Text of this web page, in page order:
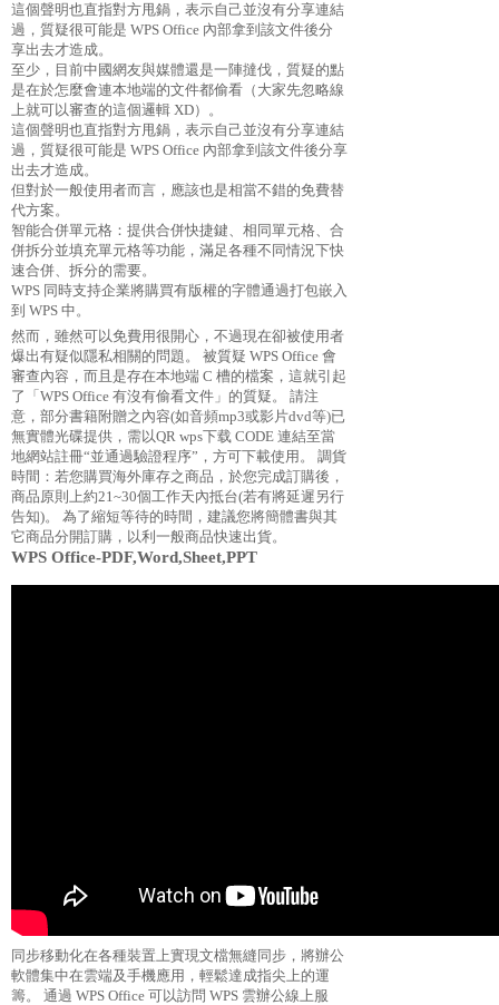
這個聲明也直指對方甩鍋，表示自己並沒有分享連結
過，質疑很可能是 WPS Office 內部拿到該文件後分
享出去才造成。
至少，目前中國網友與媒體還是一陣撻伐，質疑的點
是在於怎麼會連本地端的文件都偷看（大家先忽略線
上就可以審查的這個邏輯 XD）。
這個聲明也直指對方甩鍋，表示自己並沒有分享連結
過，質疑很可能是 WPS Office 內部拿到該文件後分享
出去才造成。
但對於一般使用者而言，應該也是相當不錯的免費替
代方案。
智能合併單元格：提供合併快捷鍵、相同單元格、合
併拆分並填充單元格等功能，滿足各種不同情況下快
速合併、拆分的需要。
WPS 同時支持企業將購買有版權的字體通過打包嵌入
到 WPS 中。
然而，雖然可以免費用很開心，不過現在卻被使用者
爆出有疑似隱私相關的問題。 被質疑 WPS Office 會
審查內容，而且是存在本地端 C 槽的檔案，這就引起
了「WPS Office 有沒有偷看文件」的質疑。 請注
意，部分書籍附贈之內容(如音頻mp3或影片dvd等)已
無實體光碟提供，需以QR wps下载 CODE 連結至當
地網站註冊“並通過驗證程序”，方可下載使用。 調貨
時間：若您購買海外庫存之商品，於您完成訂購後，
商品原則上約21~30個工作天內抵台(若有將延遲另行
告知)。 為了縮短等待的時間，建議您將簡體書與其
它商品分開訂購，以利一般商品快速出貨。
WPS Office-PDF,Word,Sheet,PPT
同步移動化在各種裝置上實現文檔無縫同步，將辦公
軟體集中在雲端及手機應用，輕鬆達成指尖上的運
籌。 通過 WPS Office 可以訪問 WPS 雲辦公線上服